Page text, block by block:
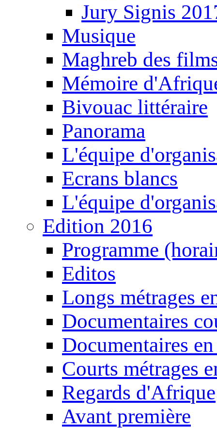
Jury Signis
Musique
Maghreb des
Mémoire
Bivouac littéraire
Panorama
L'équipe
Ecrans blancs
L'équipe
Edition 2016
Programme
Editos
Longs métrages
Documentaires
Documentaires
Courts métrages
Regards d'Afrique
Avant première